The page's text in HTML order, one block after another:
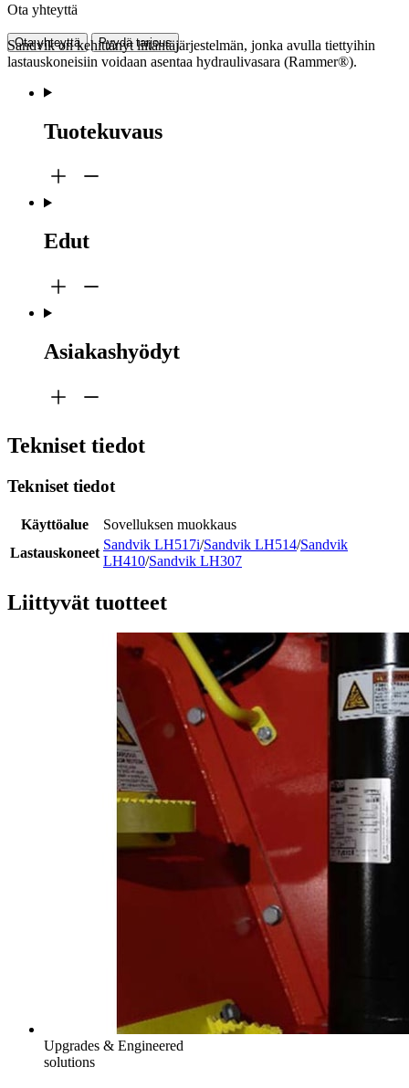
Ota yhteyttä
Ota yhteyttä Pyydä tarjous
Sandvik on kehittänyt liitäntäjärjestelmän, jonka avulla tiettyihin
lastauskoneisiin voidaan asentaa hydraulivasara (Rammer®).
Tuotekuvaus
Edut
Asiakashyödyt
Tekniset tiedot
Tekniset tiedot
Käyttöalue
Sovelluksen muokkaus
Lastauskoneet
Sandvik LH517i/Sandvik LH514/Sandvik
LH410/Sandvik LH307
Liittyvät tuotteet
Upgrades & Engineered
solutions